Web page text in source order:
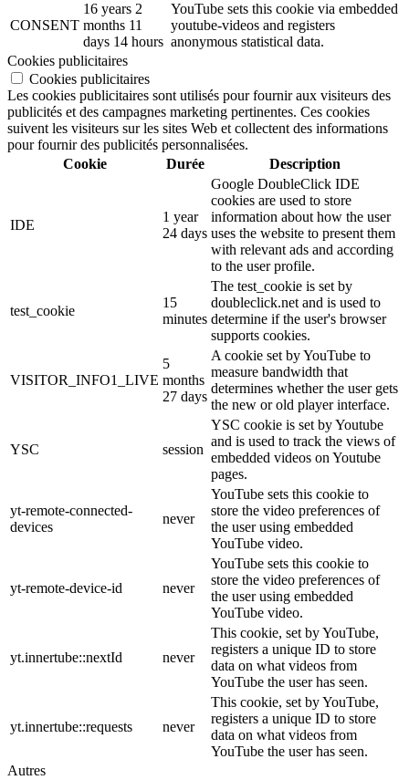
CONSENT
16 years 2
months 11
days 14 hours
YouTube sets this cookie via embedded
youtube-videos and registers
anonymous statistical data.
Cookies publicitaires
Cookies publicitaires
Les cookies publicitaires sont utilisés pour fournir aux visiteurs des
publicités et des campagnes marketing pertinentes. Ces cookies
suivent les visiteurs sur les sites Web et collectent des informations
pour fournir des publicités personnalisées.
Cookie
Durée Description
IDE
1 year
24 days
Google DoubleClick IDE
cookies are used to store
information about how the user
uses the website to present them
with relevant ads and according
to the user profile.
test_cookie
15
minutes
The test_cookie is set by
doubleclick.net and is used to
determine if the user's browser
supports cookies.
VISITOR_INFO1_LIVE
5
months
27 days
A cookie set by YouTube to
measure bandwidth that
determines whether the user gets
the new or old player interface.
YSC session
YSC cookie is set by Youtube
and is used to track the views of
embedded videos on Youtube
pages.
yt-remote-connected-
devices
never
YouTube sets this cookie to
store the video preferences of
the user using embedded
YouTube video.
yt-remote-device-id never
YouTube sets this cookie to
store the video preferences of
the user using embedded
YouTube video.
yt.innertube::nextId never
This cookie, set by YouTube,
registers a unique ID to store
data on what videos from
YouTube the user has seen.
yt.innertube::requests never
This cookie, set by YouTube,
registers a unique ID to store
data on what videos from
YouTube the user has seen.
Autres